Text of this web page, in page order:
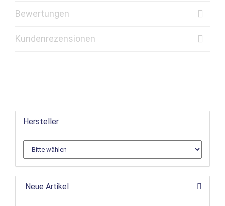
Bewertungen
Kundenrezensionen
Hersteller
Neue Artikel